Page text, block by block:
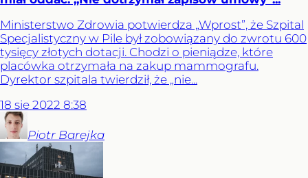
Ministerstwo Zdrowia potwierdza „Wprost”, że Szpital
Specjalistyczny w Pile był zobowiązany do zwrotu 600
tysięcy złotych dotacji. Chodzi o pieniądze, które
placówka otrzymała na zakup mammografu.
Dyrektor szpitala twierdził, że „nie...
18 sie 2022 8:38
Piotr Barejka